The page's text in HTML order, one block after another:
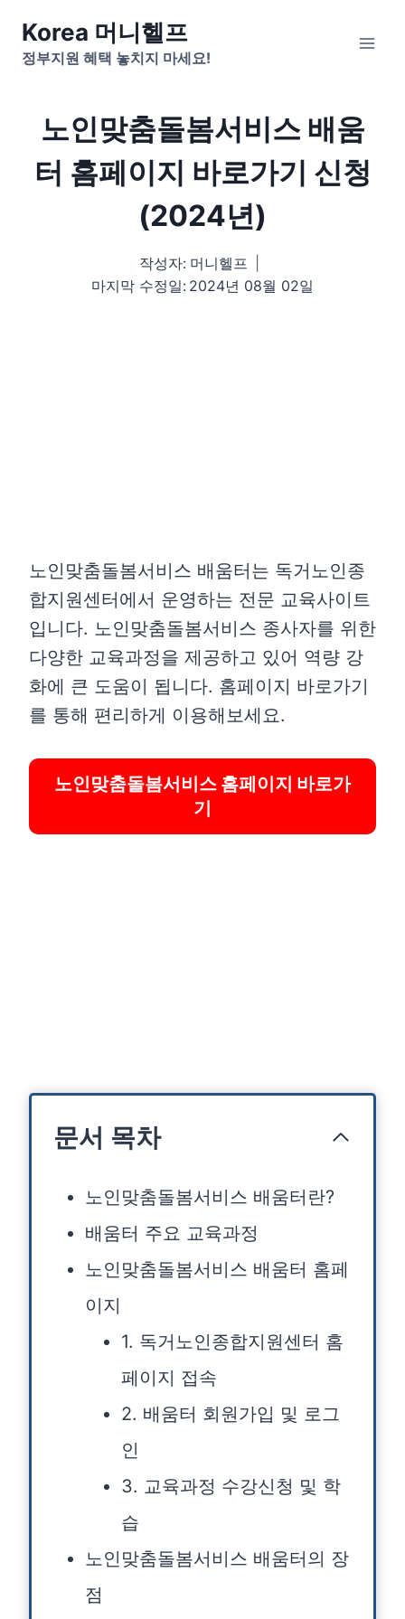
content
Korea 머니헬프
정부지원 혜택 놓치지 마세요!
노인맞춤돌봄서비스 배움
터 홈페이지 바로가기 신청
(2024년)
작성자: 머니헬프
마지막 수정일: 2024년 08월 02일
노인맞춤돌봄서비스 배움터는 독거노인종
합지원센터에서 운영하는 전문 교육사이트
입니다. 노인맞춤돌봄서비스 종사자를 위한
다양한 교육과정을 제공하고 있어 역량 강
화에 큰 도움이 됩니다. 홈페이지 바로가기
를 통해 편리하게 이용해보세요.
노인맞춤돌봄서비스 홈페이지 바로가
기
문서 목차
노인맞춤돌봄서비스 배움터란?
배움터 주요 교육과정
노인맞춤돌봄서비스 배움터 홈페
이지
1. 독거노인종합지원센터 홈
페이지 접속
2. 배움터 회원가입 및 로그
인
3. 교육과정 수강신청 및 학
습
노인맞춤돌봄서비스 배움터의 장
점